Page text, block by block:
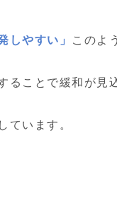
しやすい」
このよ
ることで緩和が見
ています。